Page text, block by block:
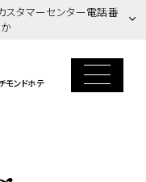
スタマーセンター電話番
モンドホテ